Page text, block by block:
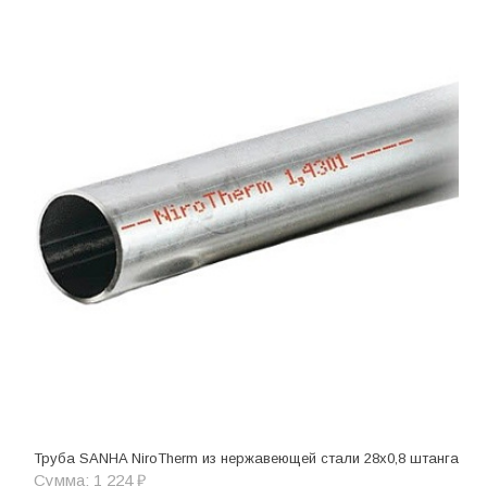
Труба SANHA NiroTherm из нержавеющей стали 28х0,8 штанга
Сумма: 1 224 ₽